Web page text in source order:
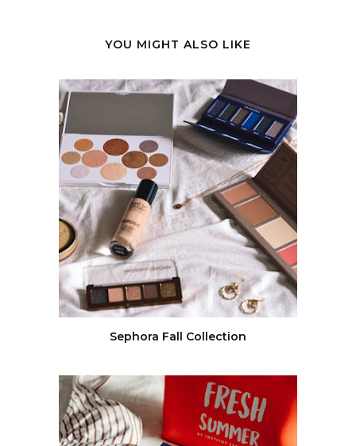
YOU MIGHT ALSO LIKE
Sephora Fall Collection